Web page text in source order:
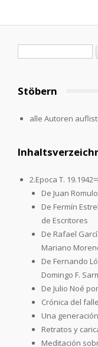
Stöbern
alle Autoren
2.Epoca T.
De Juan
De Fermín
de Escritores
De Rafael
Mariano
De Fernando
Domingo F.
De Julio Noé
Crónica del
Una
Retratos y
Meditación